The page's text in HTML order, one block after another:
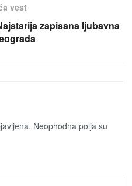
vest
zapisana ljubavna
Neophodna polja su